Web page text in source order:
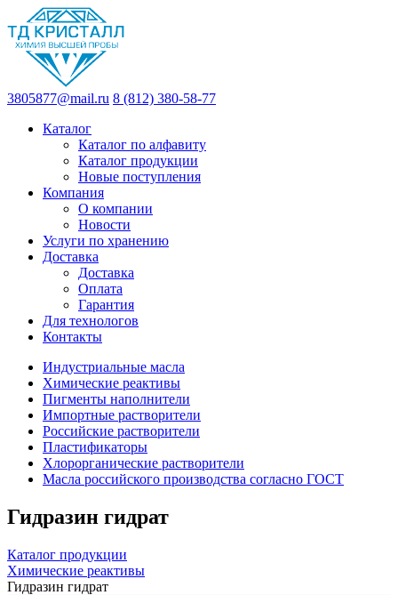
3805877@mail.ru 8 (812) 380-58-77
Каталог
Каталог по алфавиту
Каталог продукции
Новые поступления
Компания
О компании
Новости
Услуги по хранению
Доставка
Доставка
Оплата
Гарантия
Для технологов
Контакты
Индустриальные масла
Химические реактивы
Пигменты наполнители
Импортные растворители
Российские растворители
Пластификаторы
Хлорорганические растворители
Масла российского производства согласно ГОСТ
Гидразин гидрат
Каталог продукции
Химические реактивы
Гидразин гидрат